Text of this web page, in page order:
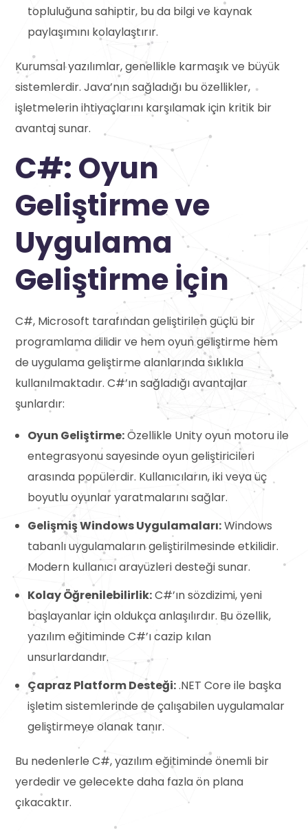
topluluğuna sahiptir, bu da bilgi ve kaynak
paylaşımını kolaylaştırır.
Kurumsal yazılımlar, genellikle karmaşık ve büyük
sistemlerdir. Java’nın sağladığı bu özellikler,
işletmelerin ihtiyaçlarını karşılamak için kritik bir
avantaj sunar.
C#: Oyun
Geliştirme ve
Uygulama
Geliştirme İçin
C#, Microsoft tarafından geliştirilen güçlü bir
programlama dilidir ve hem oyun geliştirme hem
de uygulama geliştirme alanlarında sıklıkla
kullanılmaktadır. C#’ın sağladığı avantajlar
şunlardır:
Oyun Geliştirme:Özellikle Unity oyun motoru ile
entegrasyonu sayesinde oyun geliştiricileri
arasında popülerdir. Kullanıcıların, iki veya üç
boyutlu oyunlar yaratmalarını sağlar.
Gelişmiş Windows Uygulamaları:Windows
tabanlı uygulamaların geliştirilmesinde etkilidir.
Modern kullanıcı arayüzleri desteği sunar.
Kolay Öğrenilebilirlik:C#’ın sözdizimi, yeni
başlayanlar için oldukça anlaşılırdır. Bu özellik,
yazılım eğitiminde C#’ı cazip kılan
unsurlardandır.
Çapraz Platform Desteği:.NET Core ile başka
işletim sistemlerinde de çalışabilen uygulamalar
geliştirmeye olanak tanır.
Bu nedenlerle C#, yazılım eğitiminde önemli bir
yerdedir ve gelecekte daha fazla ön plana
çıkacaktır.